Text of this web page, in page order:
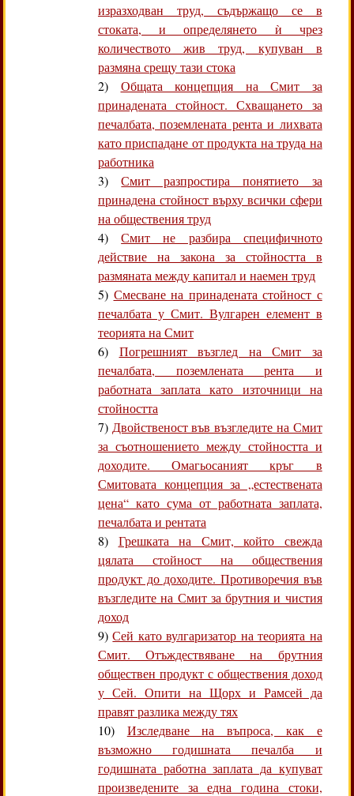
изразходван труд, съдържащо се в
стоката, и определянето ѝ чрез
количеството жив труд, купуван в
размяна срещу тази стока
2) Общата концепция на Смит за
принадената стойност. Схващането за
печалбата, поземлената рента и лихвата
като приспадане от продукта на труда на
работника
3)Смит разпростира понятието за
принадена стойност върху всички сфери
на обществения труд
4)Смит не разбира специфичното
действие на закона за стойността в
размяната между капитал и наемен труд
5) Смесване на принадената стойност с
печалбата у Смит. Вулгарен елемент в
теорията на Смит
6) Погрешният възглед на Смит за
печалбата, поземлената рента и
работната заплата като източници на
стойността
7) Двойственост във възгледите на Смит
за съотношението между стойността и
доходите. Омагьосаният кръг в
Смитовата концепция за „естествената
цена“ като сума от работната заплата,
печалбата и рентата
8) Грешката на Смит, който свежда
цялата стойност на обществения
продукт до доходите. Противоречия във
възгледите на Смит за брутния и чистия
доход
9)Сей като вулгаризатор на теорията на
Смит. Отъждествяване на брутния
обществен продукт с обществения доход
у Сей. Опити на Щорх и Рамсей да
правят разлика между тях
10) Изследване на въпроса, как е
възможно годишната печалба и
годишната работна заплата да купуват
произведените за една година стоки,